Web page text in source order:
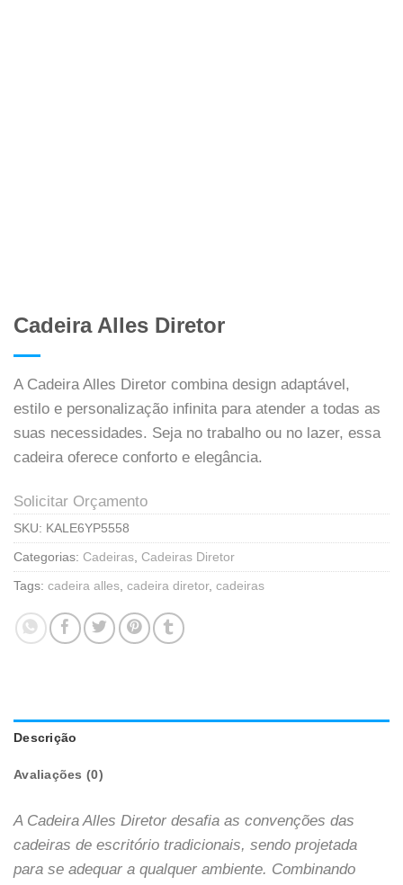
Cadeira Alles Diretor
A Cadeira Alles Diretor combina design adaptável,
estilo e personalização infinita para atender a todas as
suas necessidades. Seja no trabalho ou no lazer, essa
cadeira oferece conforto e elegância.
Solicitar Orçamento
SKU: KALE6YP5558
Categorias: Cadeiras, Cadeiras Diretor
Tags: cadeira alles, cadeira diretor, cadeiras
Descrição
Avaliações (0)
A Cadeira Alles Diretor desafia as convenções das
cadeiras de escritório tradicionais, sendo projetada
para se adequar a qualquer ambiente. Combinando